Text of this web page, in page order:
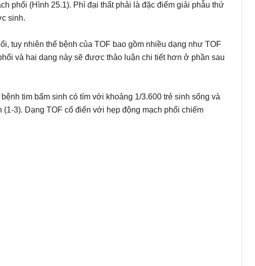
phổi (Hình 25.1). Phì đại thất phải là đặc điểm giải phẫu thứ
sinh.
tuy nhiên thể bệnh của TOF bao gồm nhiều dạng như TOF
và hai dạng này sẽ được thảo luận chi tiết hơn ở phần sau
tim bẩm sinh có tím với khoảng 1/3.600 trẻ sinh sống và
3). Dạng TOF cổ điển với hẹp động mạch phổi chiếm